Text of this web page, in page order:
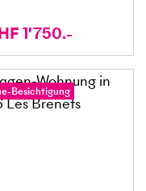
1'750.-
Besichtigung